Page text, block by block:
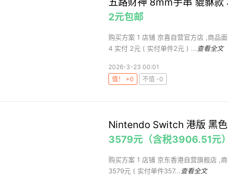
2元包邮
购买方案 1 店铺 京喜自营官方店 ,商品
4 实付 2元 ( 实付单件2元 ) ... 查看全文
2026-3-23 00:01
值！ +0
不值 -0
Nintendo Switch 港版 黑色
3579元（含税3906.51元
购买方案 1 店铺 京东香港自营旗舰店 ,
3579元 ( 实付单件357... 查看全文